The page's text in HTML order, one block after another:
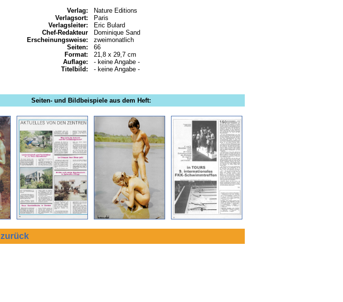
Verlag:
Verlagsort:
Verlagsleiter:
Chef-Redakteur
Erscheinungsweise:
Seiten:
Format:
Auflage:
Titelbild:
Nature Editions
Paris
Eric Bulard
Dominique Sand
zweimonatlich
66
21,8 x 29,7 cm
- keine Angabe -
- keine Angabe -
Seiten- und Bildbeispiele aus dem Heft:
zurück